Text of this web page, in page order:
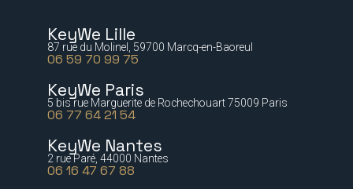
KeyWe Lille
87 rue du Molinel, 59700 Marcq-en-Baoreul
06 59 70 99 75
KeyWe Paris
5 bis rue Marguerite de Rochechouart 75009 Paris
06 77 64 21 54
KeyWe Nantes
2 rue Paré, 44000 Nantes
06 16 47 67 88